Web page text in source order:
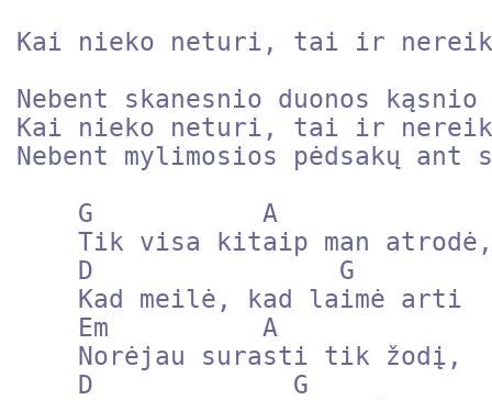
Kai nieko neturi, tai ir
Nebent skanesnio duonos kąsnio
Kai nieko neturi, tai ir
Nebent mylimosios pėdsakų ant